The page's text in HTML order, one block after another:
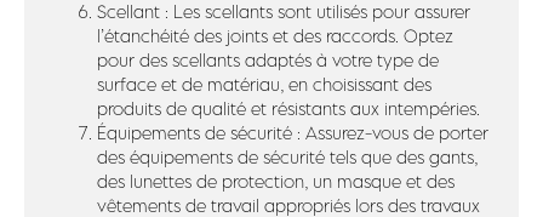
Scellant : Les scellants sont utilisés pour assurer
l’étanchéité des joints et des raccords. Optez
pour des scellants adaptés à votre type de
surface et de matériau, en choisissant des
produits de qualité et résistants aux intempéries.
Équipements de sécurité : Assurez-vous de porter
des équipements de sécurité tels que des gants,
des lunettes de protection, un masque et des
vêtements de travail appropriés lors des travaux